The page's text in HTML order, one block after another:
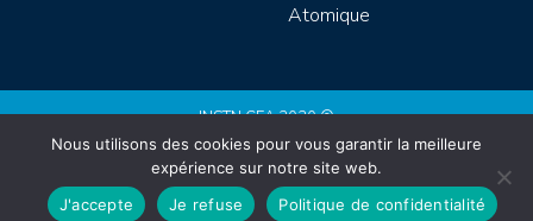
Atomique
INSTN CEA 2020 ©
Politique de protection de données (rgpd)
Règlement intérieur
Mentions légales
Site by Youdemus
Nous utilisons des cookies pour vous garantir la meilleure
expérience sur notre site web.
J'accepte
Je refuse Politique de confidentialité